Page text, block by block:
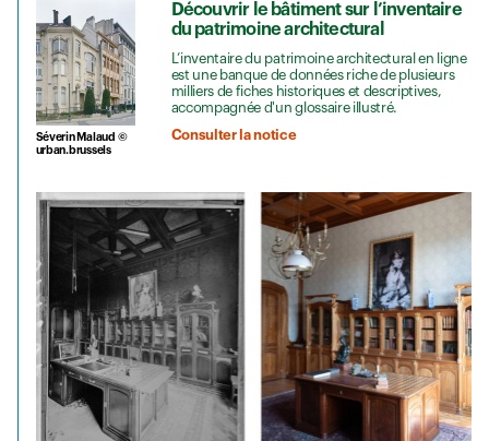
Séverin Malaud ©
urban.brussels
Découvrir le bâtiment sur l’inventaire
du patrimoine architectural
L’inventaire du patrimoine architectural en ligne
est une banque de données riche de plusieurs
milliers de fiches historiques et descriptives,
accompagnée d'un glossaire illustré.
Consulter la notice